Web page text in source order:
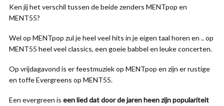
Ken jij het verschil tussen de beide zenders MENTpop en
MENT55?
Wel op MENTpop zul je heel veel hits in je eigen taal horen en .. op
MENT55 heel veel classics, een goeie babbel en leuke concerten.
Op vrijdagavond is er feestmuziek op MENTpop en zijn er rustige
en toffe Evergreens op MENT55.
Een evergreen is een lied dat door de jaren heen zijn populariteit